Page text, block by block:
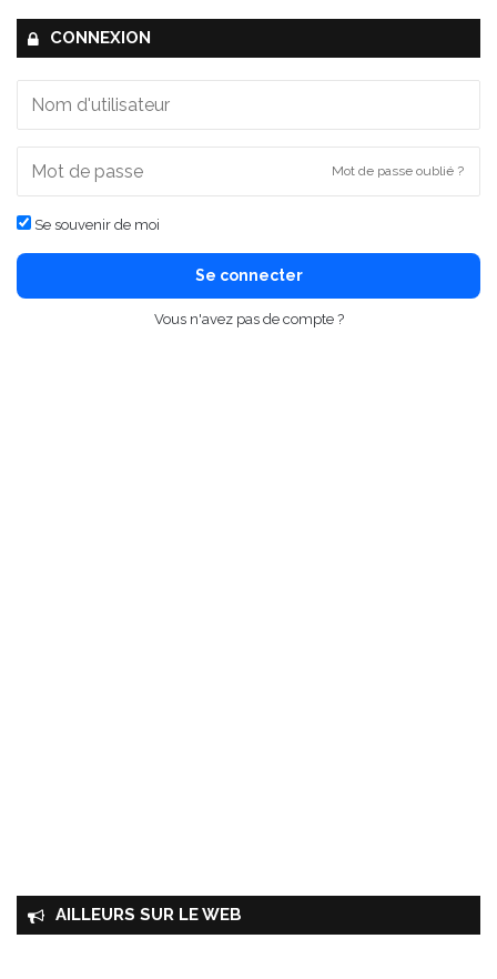
CONNEXION
Mot de passe oublié ?
Se souvenir de moi
Se connecter
Vous n'avez pas de compte ?
AILLEURS SUR LE WEB